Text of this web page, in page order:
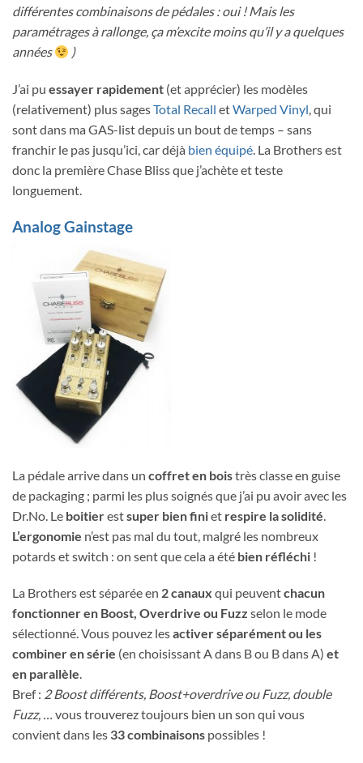
différentes combinaisons de pédales : oui ! Mais les
paramétrages à rallonge, ça m’excite moins qu’il y a quelques
années
)
J’ai pu essayer rapidement (et apprécier) les modèles
(relativement) plus sagesTotal Recall etWarped Vinyl, qui
sont dans ma GAS-list depuis un bout de temps – sans
franchir le pas jusqu’ici, car déjà bien équipé. La Brothers est
donc la première Chase Bliss que j’achète et teste
longuement.
Analog Gainstage
La pédale arrive dans un coffreten boistrès classe en guise
de packaging ; parmi les plus soignés que j’ai pu avoir avec les
Dr.No. Le boitierestsuper bien finiet respire la solidité
L’ergonomie n’est pas mal du tout, malgré les nombreux
potards et switch : on sent que cela a été bien réfléchi !
La Brothers est séparée en 2 canaux qui peuventchacun
fonctionner en Boost, Overdrive ou Fuzz selon le mode
sélectionné. Vous pouvez lesactiver séparément ou les
combiner en série (en choisissant A dans B ou B dans A) et
en parallèle.
Bref : 2 Boost différents, Boost+overdrive ou Fuzz, double
Fuzz, … vous trouverez toujours bien un son qui vous
convient dans les 33 combinaisons possibles !